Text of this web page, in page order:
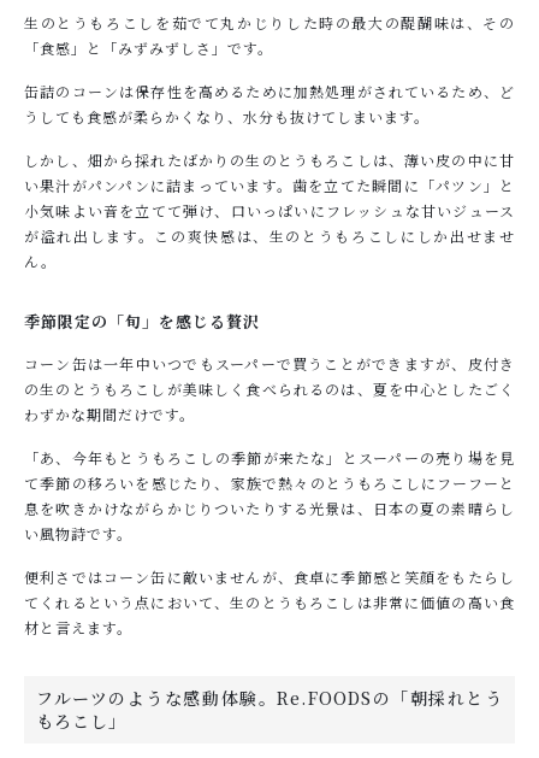
生のとうもろこしを茹でて丸かじりした時の最大の醍醐味は、その
「食感」と「みずみずしさ」です。
缶詰のコーンは保存性を高めるために加熱処理がされているため、ど
うしても食感が柔らかくなり、水分も抜けてしまいます。
しかし、畑から採れたばかりの生のとうもろこしは、薄い皮の中に甘
い果汁がパンパンに詰まっています。歯を立てた瞬間に「パツン」と
小気味よい音を立てて弾け、口いっぱいにフレッシュな甘いジュース
が溢れ出します。この爽快感は、生のとうもろこしにしか出せませ
ん。
季節限定の「旬」を感じる贅沢
コーン缶は一年中いつでもスーパーで買うことができますが、皮付き
の生のとうもろこしが美味しく食べられるのは、夏を中心としたごく
わずかな期間だけです。
「あ、今年もとうもろこしの季節が来たな」とスーパーの売り場を見
て季節の移ろいを感じたり、家族で熱々のとうもろこしにフーフーと
息を吹きかけながらかじりついたりする光景は、日本の夏の素晴らし
い風物詩です。
便利さではコーン缶に敵いませんが、食卓に季節感と笑顔をもたらし
てくれるという点において、生のとうもろこしは非常に価値の高い食
材と言えます。
フルーツのような感動体験。Re.FOODSの「朝採れとう
もろこし」